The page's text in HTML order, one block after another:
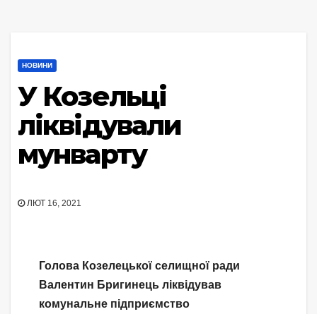
НОВИНИ
У Козельці
ліквідували
мунварту
ЛЮТ 16, 2021
Голова Козелецької селищної ради
Валентин Бригинець ліквідував
комунальне підприємство